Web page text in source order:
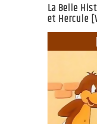
La Belle
et Hercule